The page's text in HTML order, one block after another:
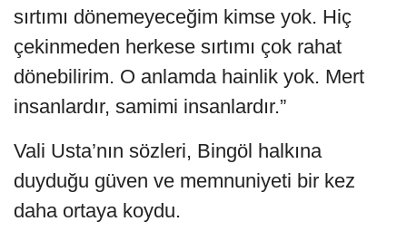
sırtımı dönemeyeceğim kimse yok. Hiç
çekinmeden herkese sırtımı çok rahat
dönebilirim. O anlamda hainlik yok. Mert
insanlardır, samimi insanlardır.”
Vali Usta’nın sözleri, Bingöl halkına
duyduğu güven ve memnuniyeti bir kez
daha ortaya koydu.